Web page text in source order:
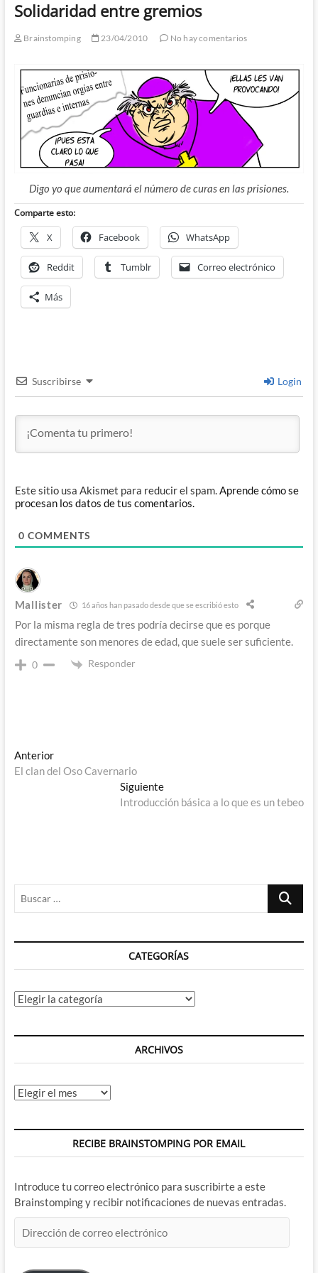
Solidaridad entre gremios
Brainstomping 23/04/2010 No hay comentarios
Digo yo que aumentará el número de curas en las prisiones.
Comparte esto:
X Facebook WhatsApp
Reddit Tumblr Correo electrónico
Más
Suscribirse Login
Este sitio usa Akismet para reducir el spam.Aprende cómo se
procesan los datos de tus comentarios.
0 COMMENTS
Mallister 16 años han pasado desde que se escribió esto
Por la misma regla de tres podría decirse que es porque
directamente son menores de edad, que suele ser suficiente.
0 Responder
Navegación
de
AnteriorEntrada
anterior:
El clan del Oso Cavernario
SiguienteEntrada
siguiente:
Introducción básica a lo que es un tebeo
Buscar
CATEGORÍAS
Categorías
ARCHIVOS
Archivos
RECIBE BRAINSTOMPING POR EMAIL
Introduce tu correo electrónico para suscribirte a este
Brainstomping y recibir notificaciones de nuevas entradas.
de